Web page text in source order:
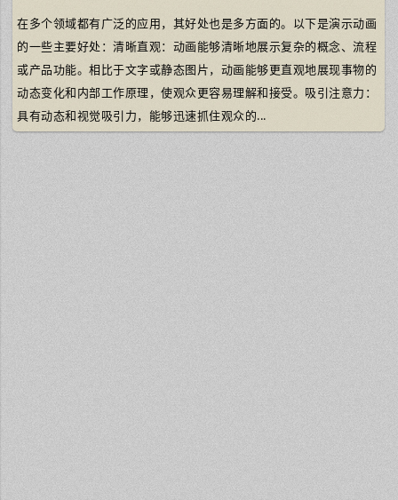
在多个领域都有广泛的应用，其好处也是多方面的。以下是演示动画
的一些主要好处：清晰直观：动画能够清晰地展示复杂的概念、流程
或产品功能。相比于文字或静态图片，动画能够更直观地展现事物的
动态变化和内部工作原理，使观众更容易理解和接受。吸引注意力：
具有动态和视觉吸引力，能够迅速抓住观众的...